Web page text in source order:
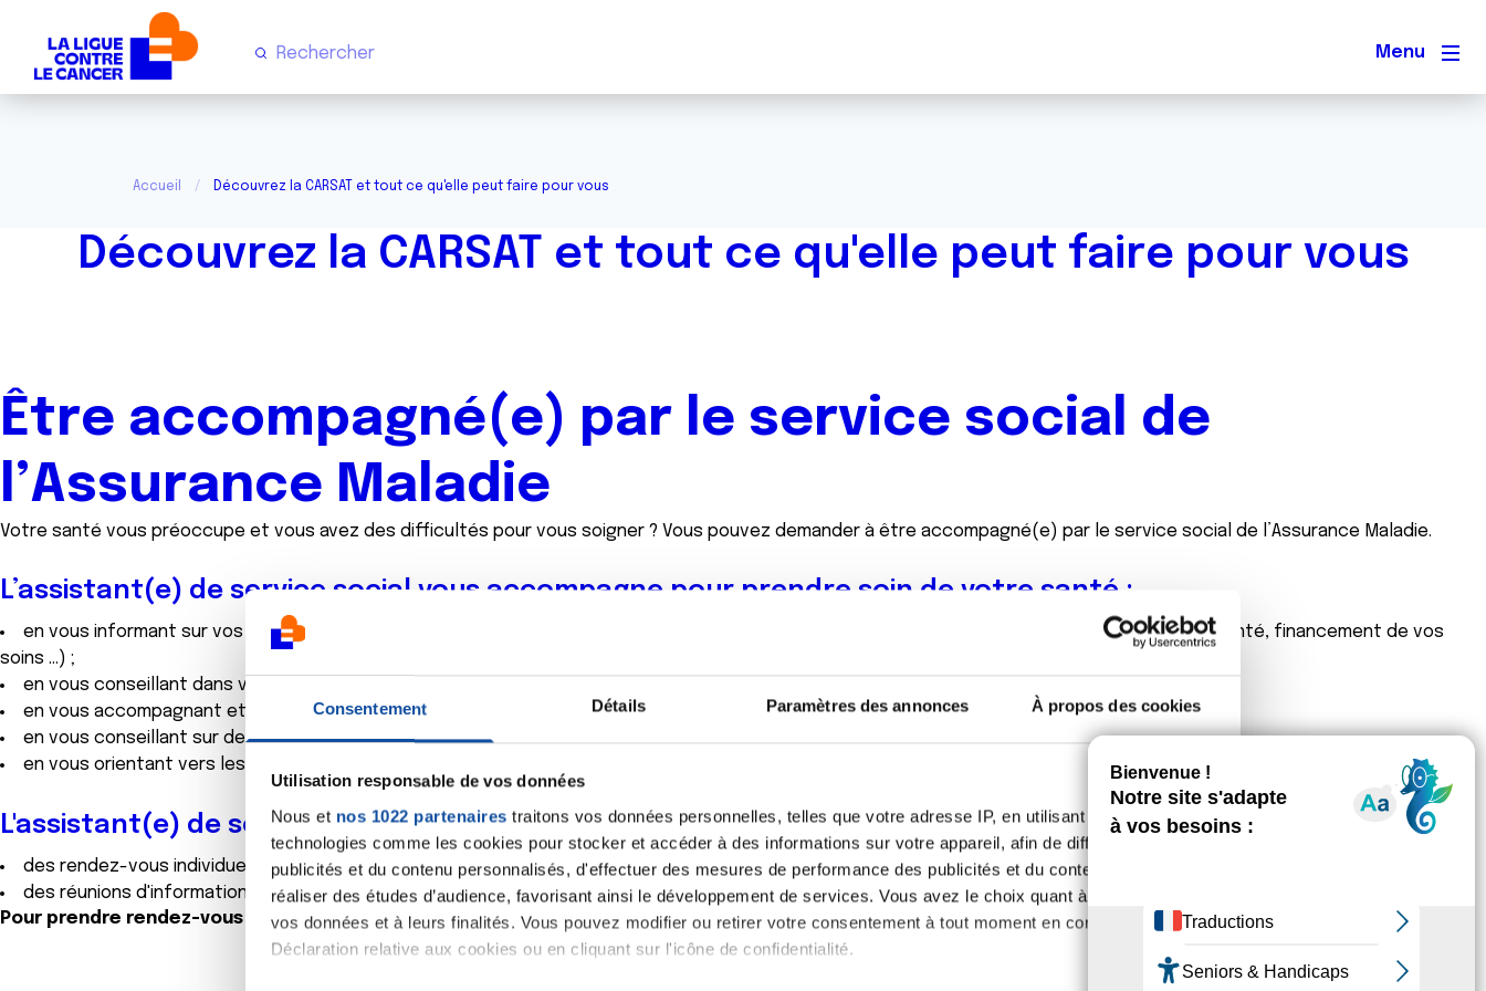
Consentement Détails Paramètres des annonces À propos des cookies
Utilisation responsable de vos données
Nous et nos 1022 partenaires traitons vos données personnelles, telles que votre adresse IP, en utilisant des
technologies comme les cookies pour stocker et accéder à des informations sur votre appareil, afin de diffuser des
publicités et du contenu personnalisés, d'effectuer des mesures de performance des publicités et du contenu, ainsi que de
réaliser des études d’audience, favorisant ainsi le développement de services. Vous avez le choix quant à l'utilisation de
vos données et à leurs finalités. Vous pouvez modifier ou retirer votre consentement à tout moment en consultant la
Déclaration relative aux cookies ou en cliquant sur l'icône de confidentialité.
Menu
Accueil Découvrez la CARSAT et tout ce qu'elle peut faire pour vous
Découvrez la CARSAT et tout ce qu'elle peut faire pour vous
Être accompagné(e) par le service social de
l’Assurance Maladie
Votre santé vous préoccupe et vous avez des difficultés pour vous soigner ? Vous pouvez demander à être accompagné(e) par le service social de l’Assurance Maladie.
L’assistant(e) de service social vous accompagne pour prendre soin de votre santé :
en vous informant sur vos droits et les aides pour vos dépenses de santé (parcours de soins coordonné, médecin traitant, complémentaire santé, financement de vos
soins …) ;
en vous conseillant dans vos démarches et en vous aidant à la recherche des solutions adaptées à votre situation ;
en vous accompagnant et vous orientant pour éviter le non recours aux droits et aux soins ;
en vous conseillant sur des thèmes de prévention en santé (bilan de santé, dépistage ; vaccination…) ;
en vous orientant vers les services et professionnels de santé proches de chez vous.
L'assistant(e) de service social vous propose :
des rendez-vous individuels, y compris en venant à votre domicile si besoin ;
des réunions d'informations et des groupes d’échange et de soutien.
Pour prendre rendez-vous :
appelez le36 46, suivi de votre numéro de département (0,06 €/min + prix appel)